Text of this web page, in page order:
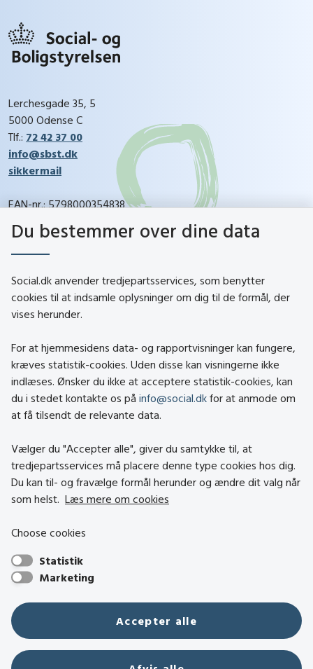
Lerchesgade 35, 5
5000 Odense C
Tlf.: 72 42 37 00
info@sbst.dk
sikkermail
EAN-nr.: 5798000354838
CVR-nr.: 26144698
Kontakt
About social.dk
Tilgængelighedserklæring
Om brugen af cookies
Besøg også
Social- og Boligministeriet
Hjælpemiddelbasen
Center mod Menneskehandel
Den Nationale Tolkemyndighed
Tolkeportalen
Du bestemmer over dine data
Social.dk anvender tredjepartsservices, som benytter
cookies til at indsamle oplysninger om dig til de formål, der
vises herunder.
For at hjemmesidens data- og rapportvisninger kan fungere,
kræves statistik-cookies. Uden disse kan visningerne ikke
indlæses. Ønsker du ikke at acceptere statistik-cookies, kan
du i stedet kontakte os på info@social.dk for at anmode om
at få tilsendt de relevante data.
Vælger du "Accepter alle", giver du samtykke til, at
tredjepartsservices må placere denne type cookies hos dig.
Du kan til- og fravælge formål herunder og ændre dit valg når
som helst. Læs mere om cookies
Choose cookies
Statistik
Marketing
Accepter alle